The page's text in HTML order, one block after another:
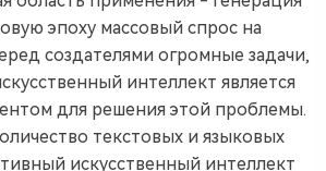
эпоху массовый спрос на
создателями огромные задачи,
интеллект является
для решения этой проблемы.
текстовых и языковых
искусственный интеллект